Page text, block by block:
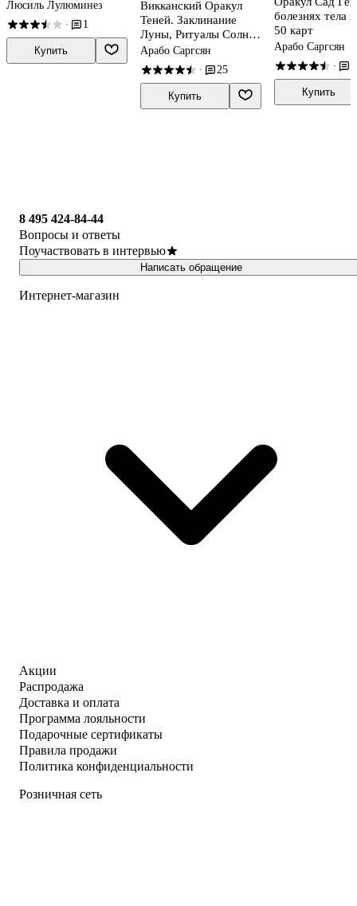
Люсиль Лулюминез
· 1
Купить
Викканский Оракул
Теней. Заклинание
Луны, Ритуалы Солнца
(48 карт)
Арабо Саргсян
· 25
Купить
болезнях тела
50 карт
Арабо Саргсян
·
Купить
8 495 424-84-44
Вопросы и ответы
Поучаствовать в интервью
Написать обращение
Интернет-магазин
Акции
Распродажа
Доставка и оплата
Программа лояльности
Подарочные сертификаты
Правила продажи
Политика конфиденциальности
Розничная сеть